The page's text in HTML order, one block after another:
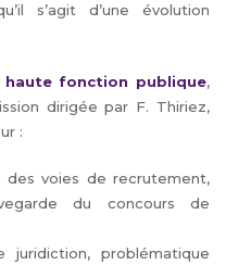
s’agit d’une évolution
fonction publique,
dirigée par F. Thiriez,
:
des voies de recrutement,
du concours de
problématique